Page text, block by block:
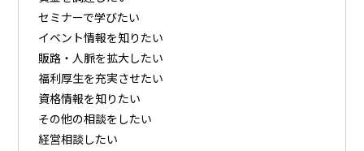
セミナーで学びたい
イベント情報を知りたい
販路・⼈脈を拡⼤したい
福利厚⽣を充実させたい
資格情報を知りたい
その他の相談をしたい
経営相談したい